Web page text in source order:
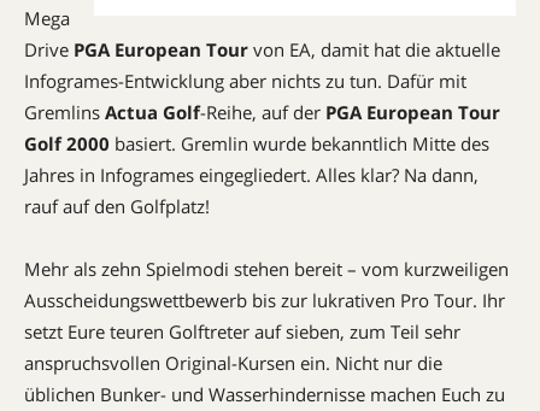
Mega
Drive PGA European Tour von EA, damit hat die aktuelle
Infogrames-Entwicklung aber nichts zu tun. Dafür mit
Gremlins Actua Golf-Reihe, auf der PGA European Tour
Golf 2000 basiert. Gremlin wurde bekanntlich Mitte des
Jahres in Infogrames eingegliedert. Alles klar? Na dann,
rauf auf den Golfplatz!
Mehr als zehn Spielmodi stehen bereit – vom kurzweiligen
Ausscheidungs­wett­bewerb bis zur lukrativen Pro Tour. Ihr
setzt Eure teuren Golftreter auf sieben, zum Teil sehr
anspruchsvollen Origi­nal-Kursen ein. Nicht nur die
üblichen Bun­ker- und Wasserhindernisse machen Euch zu